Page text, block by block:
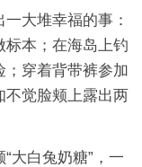
大堆幸福的事：
标本；在海岛上钓
；穿着背带裤参加
觉脸颊上露出两
大白兔奶糖”，一